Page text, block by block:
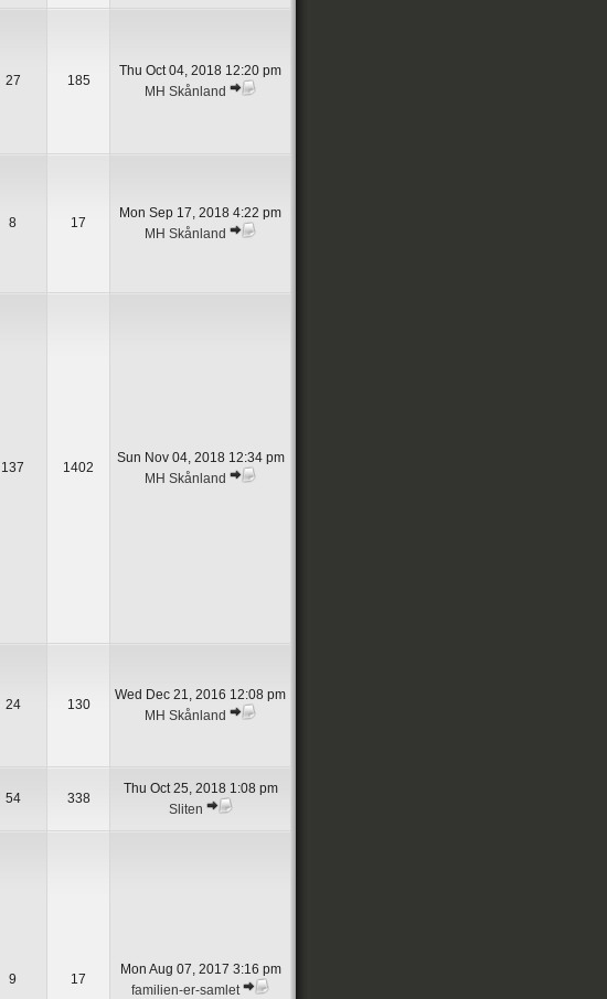
27 185
Thu Oct 04, 2018 12:20 pm
MH Skånland
8 17
Mon Sep 17, 2018 4:22 pm
MH Skånland
137 1402
Sun Nov 04, 2018 12:34 pm
MH Skånland
24 130
Wed Dec 21, 2016 12:08 pm
MH Skånland
54 338
Thu Oct 25, 2018 1:08 pm
Sliten
9 17
Mon Aug 07, 2017 3:16 pm
familien-er-samlet